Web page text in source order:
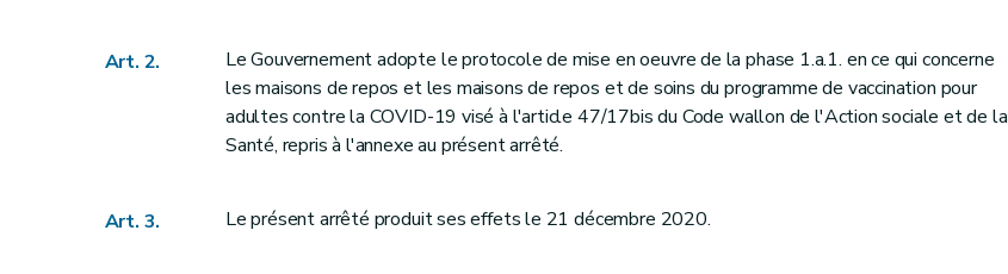
Art. 2.
Le Gouvernement adopte le protocole de mise en oeuvre de la phase 1.a.1. en ce qui concerne
les maisons de repos et les maisons de repos et de soins du programme de vaccination pour
adultes contre la COVID-19 visé à l'article 47/17bis du Code wallon de l'Action sociale et de la
Santé, repris à l'annexe au présent arrêté.
Art. 3. Le présent arrêté produit ses effets le 21 décembre 2020.